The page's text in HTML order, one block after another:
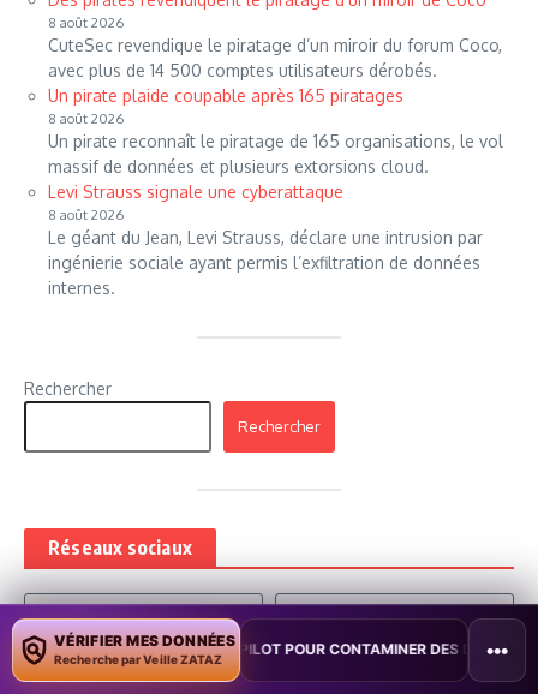
8 août 2026
CuteSec revendique le piratage d’un miroir du forum Coco,
avec plus de 14 500 comptes utilisateurs dérobés.
Un pirate plaide coupable après 165 piratages
8 août 2026
Un pirate reconnaît le piratage de 165 organisations, le vol
massif de données et plusieurs extorsions cloud.
Levi Strauss signale une cyberattaque
8 août 2026
Le géant du Jean, Levi Strauss, déclare une intrusion par
ingénierie sociale ayant permis l’exfiltration de données
internes.
Rechercher
Rechercher
Réseaux sociaux
21,615 Fans
J'aime
25,823 Abonnés
Suivre
VÉRIFIER MES DONNÉES
Recherche par Veille ZATAZ
COPILOT POUR CONTAMINER DES DOCUMENTS • TAÏWAN TESTE
•••